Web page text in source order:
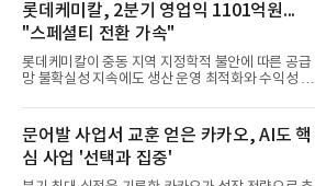
롯데케미칼, 2분기 영업익 1101억원...
"스페셜티 전환 가속"
롯데케미칼이 중동 지역 지정학적 불안에 따른 공급
망 불확실성 지속에도 생산 운영 최적화와 수익성 중
어갔다.롯데케미칼이 2026년 2분기 연결 기준 매출
액 5조6864억원, 영업이익 1101억원을 기록했다고 7
일 밝혔다. 사업별로는 기초화학 부문(롯데케미칼 기
초소재사업·LC타이탄·LC USA·롯데대산석화)이 매
출 3조9403억원, 영업이익 23억원을 기록했다. 정기
문어발 사업서 교훈 얻은 카카오, AI도 핵
심 사업 '선택과 집중'